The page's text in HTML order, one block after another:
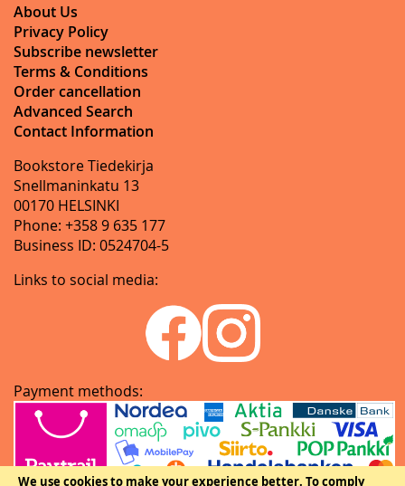
We use cookies to make your experience better. To comply
About Us
Privacy Policy
Subscribe newsletter
Terms & Conditions
Order cancellation
Advanced Search
Contact Information
Bookstore Tiedekirja
Snellmaninkatu 13
00170 HELSINKI
Phone: +358 9 635 177
Business ID: 0524704-5
Links to social media:
Payment methods: